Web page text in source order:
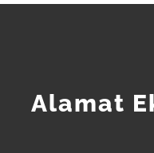
Alamat